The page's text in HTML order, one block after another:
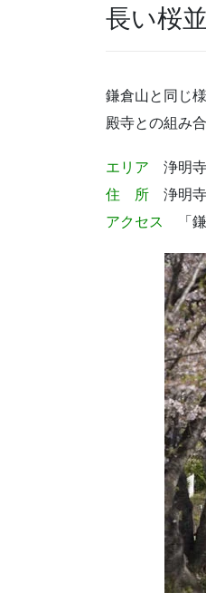
長い桜
鎌倉山と同じ
殿寺との組み
エリア
浄明
住 所
浄明
アクセス
「